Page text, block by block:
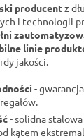
producentz
i technologii
linie
jakości.
-
- solidna
kątem